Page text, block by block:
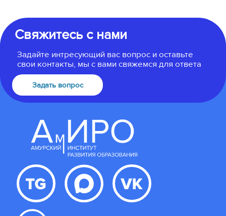
Свяжитесь с нами
Задайте интресующий вас вопрос и оставьте
свои контакты, мы с вами свяжемся для ответа
Задать вопрос